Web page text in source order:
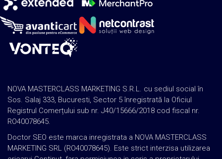
NOVA MASTERCLASS MARKETING S.R.L. cu sediul social în
Sos. Salaj 333, Bucuresti, Sector 5 înregistrată la Oficiul
Registrul Comerțului sub nr. J40/15666/2018 cod fiscal nr.
RO40078645.
Doctor SEO este marca inregistrata a NOVA MASTERCLASS
MARKETING SRL (RO40078645). Este strict interzisa utilizarea